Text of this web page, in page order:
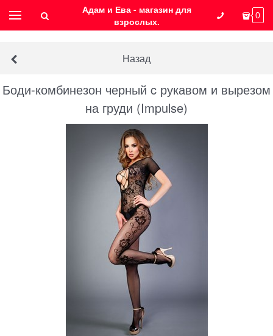
Адам и Ева - магазин для
взрослых.
0
Назад
Боди-комбинезон черный c рукавом и вырезом
на груди (Impulse)